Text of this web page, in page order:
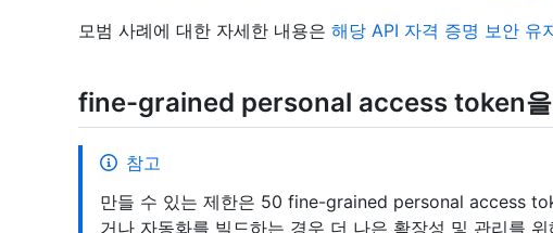
모범 사례에 대한 자세한 내용은 해당 API 자격 증명 보안 유
fine-grained personal access token을
참고
만들 수 있는 제한은 50 fine-grained personal access
거나 자동화를 빌드하는 경우 더 나은 확장성 및 관리를